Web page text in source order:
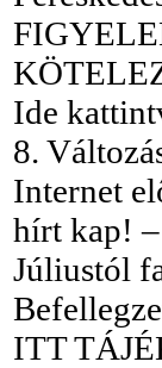
Ide
8.
Internet
hírt kap!
Júliustól
ITT